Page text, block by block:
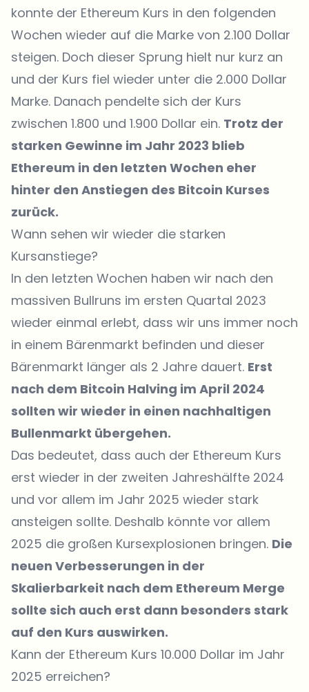
konnte der Ethereum Kurs in den folgenden
Wochen wieder auf die Marke von 2.100 Dollar
steigen. Doch dieser Sprung hielt nur kurz an
und der Kurs fiel wieder unter die 2.000 Dollar
Marke. Danach pendelte sich der Kurs
zwischen 1.800 und 1.900 Dollar ein. Trotz der
starken Gewinne im Jahr 2023 blieb
Ethereum in den letzten Wochen eher
hinter den Anstiegen des Bitcoin Kurses
zurück.
Wann sehen wir wieder die starken
Kursanstiege?
In den letzten Wochen haben wir nach den
massiven Bullruns im ersten Quartal 2023
wieder einmal erlebt, dass wir uns immer noch
in einem Bärenmarkt befinden und dieser
Bärenmarkt länger als 2 Jahre dauert. Erst
nach dem Bitcoin Halving im April 2024
sollten wir wieder in einen nachhaltigen
Bullenmarkt übergehen.
Das bedeutet, dass auch der Ethereum Kurs
erst wieder in der zweiten Jahreshälfte 2024
und vor allem im Jahr 2025 wieder stark
ansteigen sollte. Deshalb könnte vor allem
2025 die großen Kursexplosionen bringen. Die
neuen Verbesserungen in der
Skalierbarkeit nach dem Ethereum Merge
sollte sich auch erst dann besonders stark
auf den Kurs auswirken.
Kann der Ethereum Kurs 10.000 Dollar im Jahr
2025 erreichen?